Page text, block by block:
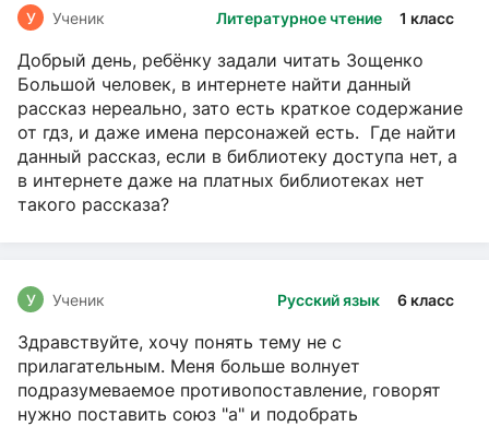
Литературное чтение 1 класс
У Ученик
Добрый день, ребёнку задали читать Зощенко
Большой человек, в интернете найти данный
рассказ нереально, зато есть краткое содержание
от гдз, и даже имена персонажей есть. Где найти
данный рассказ, если в библиотеку доступа нет, а
в интернете даже на платных библиотеках нет
такого рассказа?
Русский язык 6 класс
У Ученик
Здравствуйте, хочу понять тему не с
прилагательным. Меня больше волнует
подразумеваемое противопоставление, говорят
нужно поставить союз "а" и подобрать